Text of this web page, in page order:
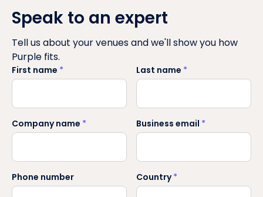
Speak to an expert
Tell us about your venues and we'll show you how
Purple fits.
First name * Last name *
Company name * Business email *
Phone number Country*